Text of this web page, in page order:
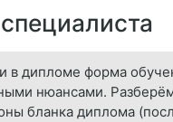
в дипломе форма
нюансами.
бланка диплома